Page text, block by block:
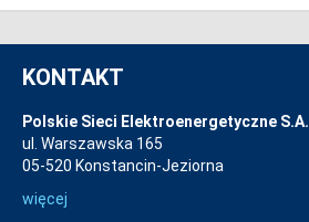
KONTAKT
Polskie Sieci Elektroenergetyczne S.A.
ul. Warszawska 165
05-520 Konstancin-Jeziorna
więcej